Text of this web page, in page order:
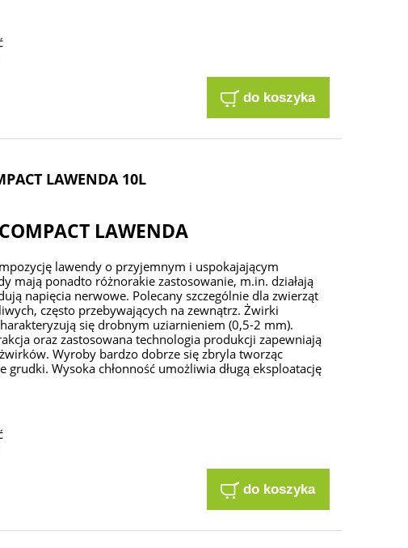
do koszyka
LAWENDA 10L
LAWENDA
lawendy o przyjemnym i uspokajającym
mają ponadto różnorakie zastosowanie, m.in. działają
napięcia nerwowe. Polecany szczególnie dla zwierząt
często przebywających na zewnątrz. Żwirki
się drobnym uziarnieniem (0,5-2 mm).
oraz zastosowana technologia produkcji zapewniają
Wyroby bardzo dobrze się zbryla tworząc
grudki. Wysoka chłonność umożliwia długą eksploatację
do koszyka